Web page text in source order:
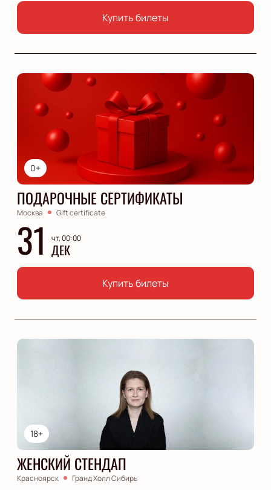
Купить билеты
0+
ПОДАРОЧНЫЕ СЕРТИФИКАТЫ
Москва Gift certificate
31 чт, 00:00
ДЕК
Купить билеты
18+
ЖЕНСКИЙ СТЕНДАП
Красноярск Гранд Холл Сибирь